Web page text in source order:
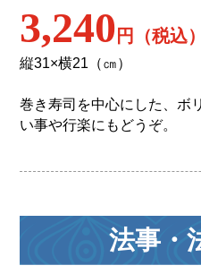
3,240 円（税込）
縦31×横21（㎝）
巻き寿司を中心にした、ボ
い事や行楽にもどうぞ。
法事・